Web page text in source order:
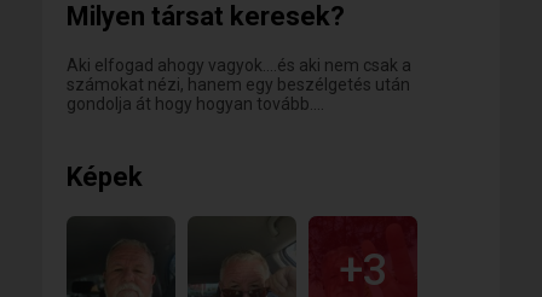
Milyen társat keresek?
Aki elfogad ahogy vagyok....és aki nem csak a
számokat nézi, hanem egy beszélgetés után
gondolja át hogy hogyan tovább....
Képek
+3